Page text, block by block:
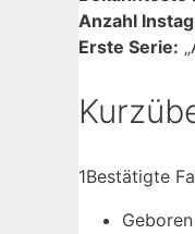
Anzahl
Erste Serie:
1Bestätigte